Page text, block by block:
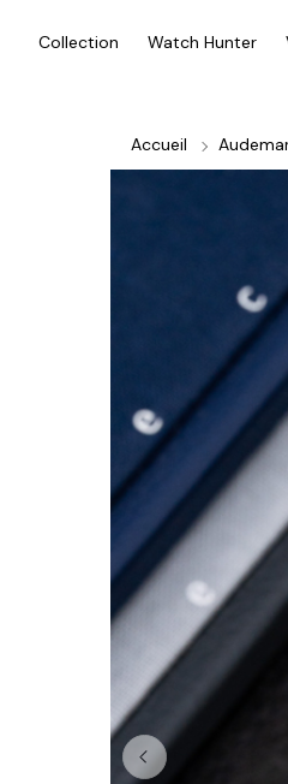
Collection Watch Hunter
Accueil